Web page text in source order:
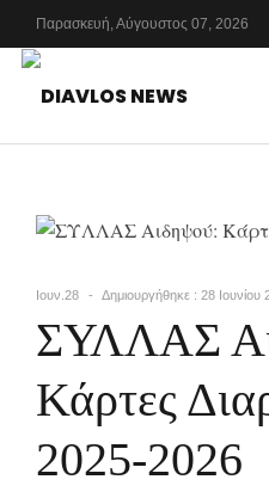
Παρασκευή,Αύγουστος 07, 2026
Ιουν.28 Δημιουργήθηκε : 28 Ιουνίου
ΣΥΛΛΑΣ
Κάρτες
2025-2026